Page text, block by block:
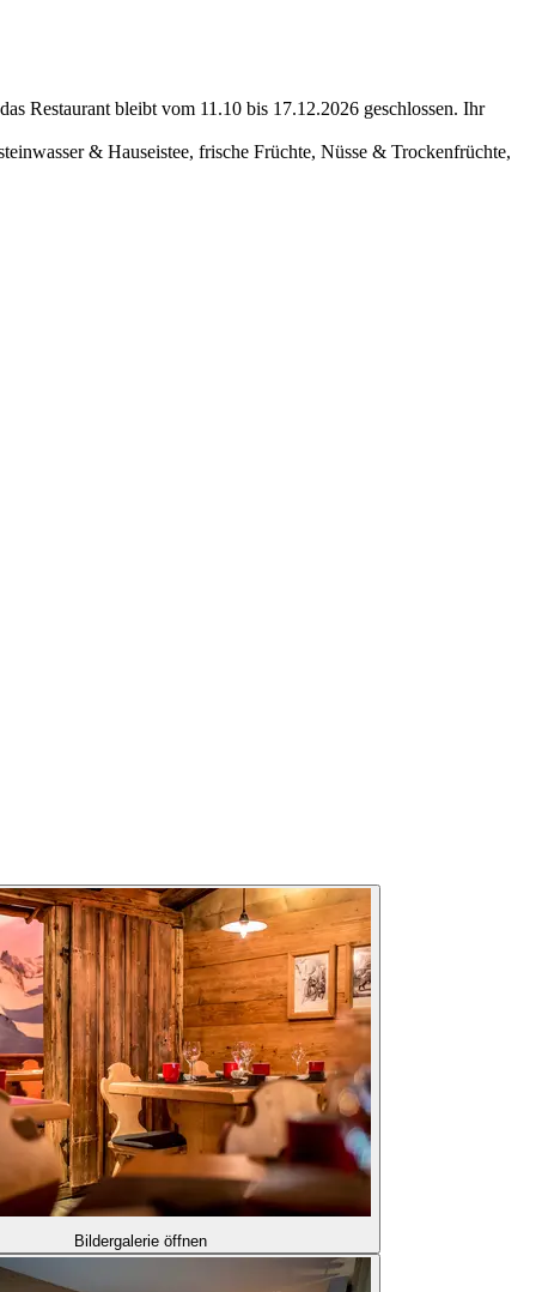
Restaurant bleibt vom 11.10 bis 17.12.2026 geschlossen. Ihr
& Hauseistee, frische Früchte, Nüsse & Trockenfrüchte,
Bildergalerie öffnen